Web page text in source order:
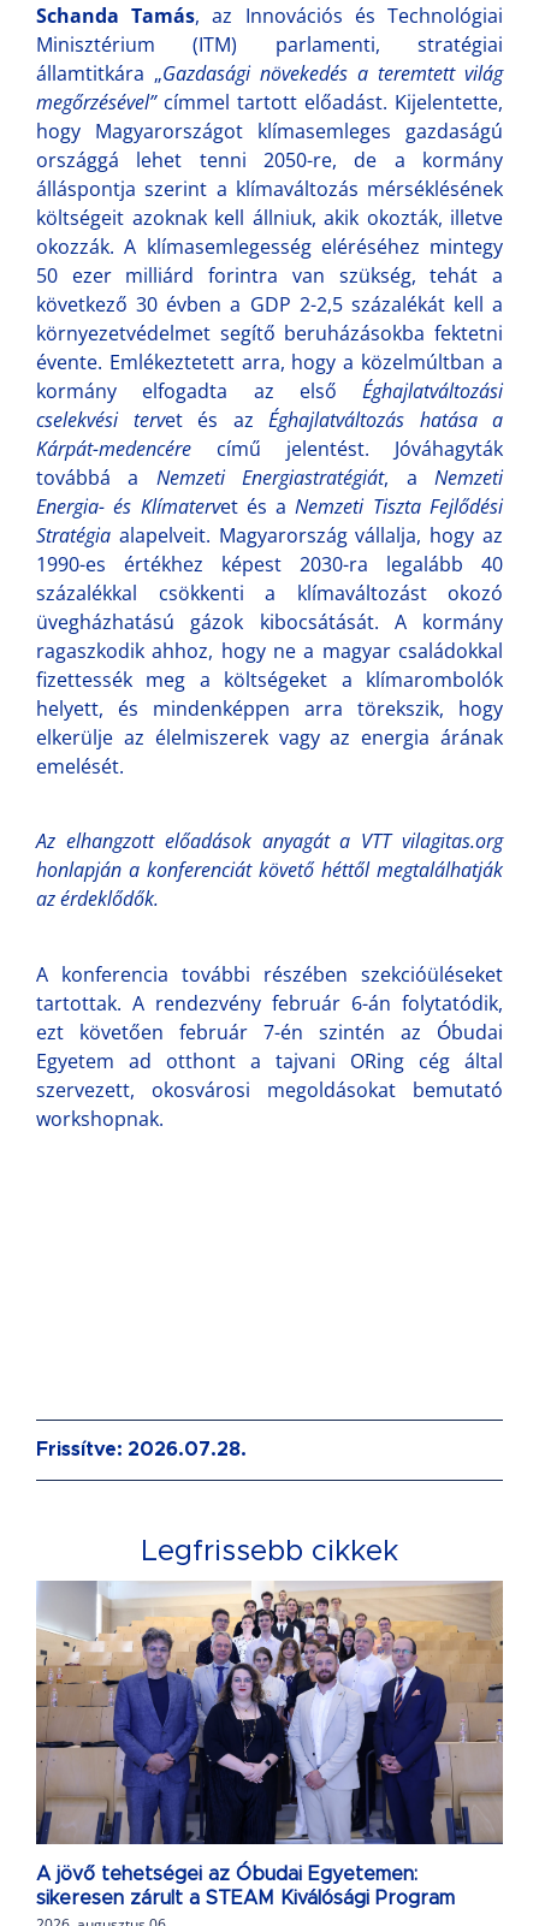
Schanda Tamás, az Innovációs és Technológiai
Minisztérium (ITM) parlamenti, stratégiai
államtitkára „Gazdasági növekedés a teremtett világ
megőrzésével” címmel tartott előadást. Kijelentette,
hogy Magyarországot klímasemleges gazdaságú
országgá lehet tenni 2050-re, de a kormány
álláspontja szerint a klímaváltozás mérséklésének
költségeit azoknak kell állniuk, akik okozták, illetve
okozzák. A klímasemlegesség eléréséhez mintegy
50 ezer milliárd forintra van szükség, tehát a
következő 30 évben a GDP 2-2,5 százalékát kell a
környezetvédelmet segítő beruházásokba fektetni
évente. Emlékeztetett arra, hogy a közelmúltban a
kormány elfogadta az első Éghajlatváltozási
cselekvési tervet és az Éghajlatváltozás hatása a
Kárpát-medencére című jelentést. Jóváhagyták
továbbá a Nemzeti Energiastratégiát, a Nemzeti
Energia- és Klímatervet és a Nemzeti Tiszta Fejlődési
Stratégia alapelveit. Magyarország vállalja, hogy az
1990-es értékhez képest 2030-ra legalább 40
százalékkal csökkenti a klímaváltozást okozó
üvegházhatású gázok kibocsátását. A kormány
ragaszkodik ahhoz, hogy ne a magyar családokkal
fizettessék meg a költségeket a klímarombolók
helyett, és mindenképpen arra törekszik, hogy
elkerülje az élelmiszerek vagy az energia árának
emelését.
Az elhangzott előadások anyagát a VTT vilagitas.org
honlapján a konferenciát követő héttől megtalálhatják
az érdeklődők.
A konferencia további részében szekcióüléseket
tartottak. A rendezvény február 6-án folytatódik,
ezt követően február 7-én szintén az Óbudai
Egyetem ad otthont a tajvani ORing cég által
szervezett, okosvárosi megoldásokat bemutató
workshopnak.
Frissítve: 2026.07.28.
Legfrissebb cikkek
A jövő tehetségei az Óbudai Egyetemen:
sikeresen zárult a STEAM Kiválósági Program